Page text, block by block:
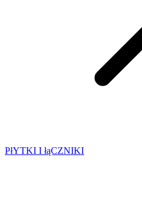
PłYTKI I łąCZNIKI